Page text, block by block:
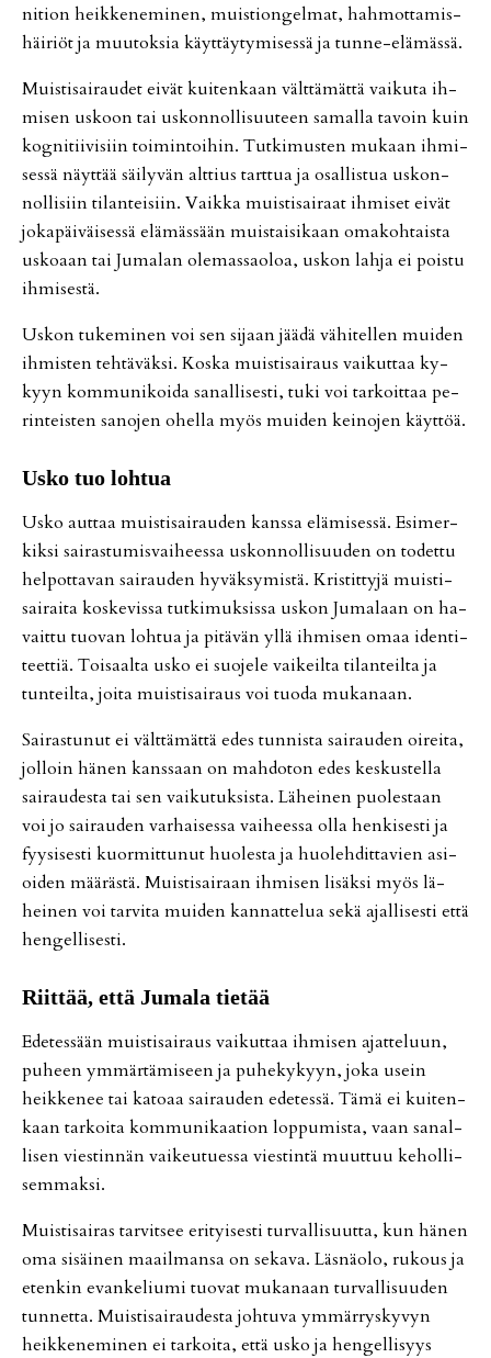
ni­ti­on heik­ke­ne­mi­nen, muis­ti­on­gel­mat, hah­mot­ta­mis­
häi­ri­öt ja muu­tok­sia käyt­täy­ty­mi­ses­sä ja tun­ne-elä­mäs­sä.
Muis­ti­sai­rau­det ei­vät kui­ten­kaan vält­tä­mät­tä vai­ku­ta ih­
mi­sen us­koon tai us­kon­nol­li­suu­teen sa­mal­la ta­voin kuin
kog­ni­tii­vi­siin toi­min­toi­hin. Tut­ki­mus­ten mu­kaan ih­mi­
ses­sä näyt­tää säi­ly­vän alt­tius tart­tua ja osal­lis­tua us­kon­
nol­li­siin ti­lan­tei­siin. Vaik­ka muis­ti­sai­raat ih­mi­set ei­vät
jo­ka­päi­väi­ses­sä elä­mäs­sään muis­tai­si­kaan oma­koh­tais­ta
us­ko­aan tai Ju­ma­lan ole­mas­sa­o­loa, us­kon lah­ja ei pois­tu
ih­mi­ses­tä.
Us­kon tu­ke­mi­nen voi sen si­jaan jää­dä vä­hi­tel­len mui­den
ih­mis­ten teh­tä­väk­si. Kos­ka muis­ti­sai­raus vai­kut­taa ky­
kyyn kom­mu­ni­koi­da sa­nal­li­ses­ti, tuki voi tar­koit­taa pe­
rin­teis­ten sa­no­jen ohel­la myös mui­den kei­no­jen käyt­töä.
Us­ko tuo loh­tua
Us­ko aut­taa muis­ti­sai­rau­den kans­sa elä­mi­ses­sä. Esi­mer­
kik­si sai­ras­tu­mis­vai­hees­sa us­kon­nol­li­suu­den on to­det­tu
hel­pot­ta­van sai­rau­den hy­väk­sy­mis­tä. Kris­tit­ty­jä muis­ti­
sai­rai­ta kos­ke­vis­sa tut­ki­muk­sis­sa us­kon Ju­ma­laan on ha­
vait­tu tuo­van loh­tua ja pi­tä­vän yl­lä ih­mi­sen omaa iden­ti­
teet­tiä. Toi­saal­ta us­ko ei suo­je­le vai­keil­ta ti­lan­teil­ta ja
tun­teil­ta, joi­ta muis­ti­sai­raus voi tuo­da mu­ka­naan.
Sai­ras­tu­nut ei vält­tä­mät­tä edes tun­nis­ta sai­rau­den oi­rei­ta,
jol­loin hä­nen kans­saan on mah­do­ton edes kes­kus­tel­la
sai­rau­des­ta tai sen vai­ku­tuk­sis­ta. Lä­hei­nen puo­les­taan
voi jo sai­rau­den var­hai­ses­sa vai­hees­sa ol­la hen­ki­ses­ti ja
fyy­si­ses­ti kuor­mit­tu­nut huo­les­ta ja huo­leh­dit­ta­vien asi­
oi­den mää­räs­tä. Muis­ti­sai­raan ih­mi­sen li­säk­si myös lä­
hei­nen voi tar­vi­ta mui­den kan­nat­te­lua sekä ajal­li­ses­ti et­tä
hen­gel­li­ses­ti.
Riit­tää, et­tä Ju­ma­la tie­tää
Ede­tes­sään muis­ti­sai­raus vai­kut­taa ih­mi­sen ajat­te­luun,
pu­heen ym­mär­tä­mi­seen ja pu­he­ky­kyyn, joka usein
heik­ke­nee tai ka­to­aa sai­rau­den ede­tes­sä. Tämä ei kui­ten­
kaan tar­koi­ta kom­mu­ni­kaa­ti­on lop­pu­mis­ta, vaan sa­nal­
li­sen vies­tin­nän vai­keu­tu­es­sa vies­tin­tä muut­tuu ke­hol­li­
sem­mak­si.
Muis­ti­sai­ras tar­vit­see eri­tyi­ses­ti tur­val­li­suut­ta, kun hä­nen
oma si­säi­nen maa­il­man­sa on se­ka­va. Läs­nä­o­lo, ru­kous ja
eten­kin evan­ke­liu­mi tuo­vat mu­ka­naan tur­val­li­suu­den
tun­net­ta. Muis­ti­sai­rau­des­ta joh­tu­va ym­mär­rys­ky­vyn
heik­ke­ne­mi­nen ei tar­koi­ta, et­tä us­ko ja hen­gel­li­syys